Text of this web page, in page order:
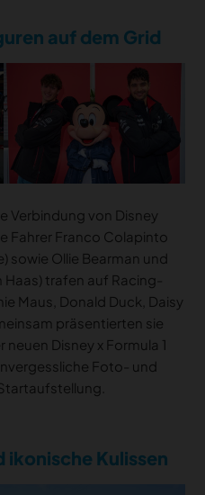
auf dem Grid
Verbindung von Disney
Fahrer Franco Colapinto
sowie Ollie Bearman und
trafen auf Racing-
Maus, Donald Duck, Daisy
präsentierten sie
Disney x Formula 1
Foto- und
Kulissen